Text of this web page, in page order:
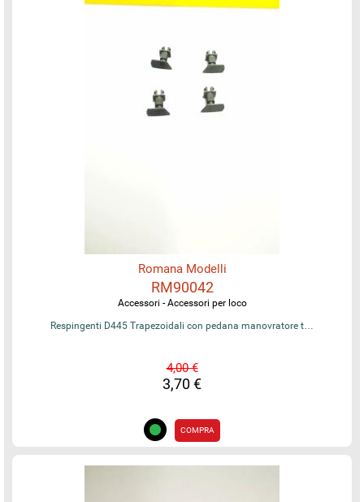
Romana Modelli
RM90042
Accessori - Accessori per loco
Respingenti D445 Trapezoidali con pedana manovratore t…
4,00 €
3,70 €
COMPRA